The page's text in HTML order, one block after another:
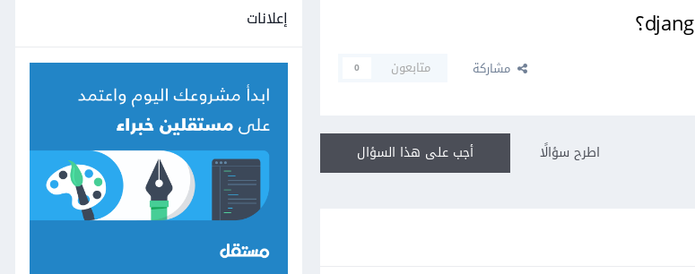
مشاركة متابعون 0
أجب على هذا السؤال اطرح سؤالًا
إعلانات